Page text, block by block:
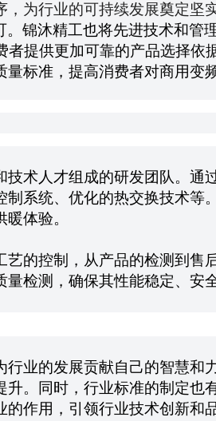
为行业的可持续发展奠定坚
锦沐精工也将先进技术和管
提供更加可靠的产品选择依
标准，提高消费者对商用变
术人才组成的研发团队。通
系统、优化的热交换技术等
体验。
的控制，从产品的检测到售
检测，确保其性能稳定、安
业的发展贡献自己的智慧和
。同时，行业标准的制定
作用，引领行业技术创新和